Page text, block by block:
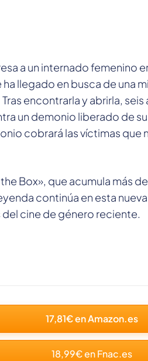
a un internado femenino
llegado en busca de una
encontrarla y abrirla, seis
un demonio liberado de
cobrará las víctimas que
Box», que acumula más
continúa en esta
cine de género reciente.
17,81€ en Amazon.es
18,99€ en Fnac.es